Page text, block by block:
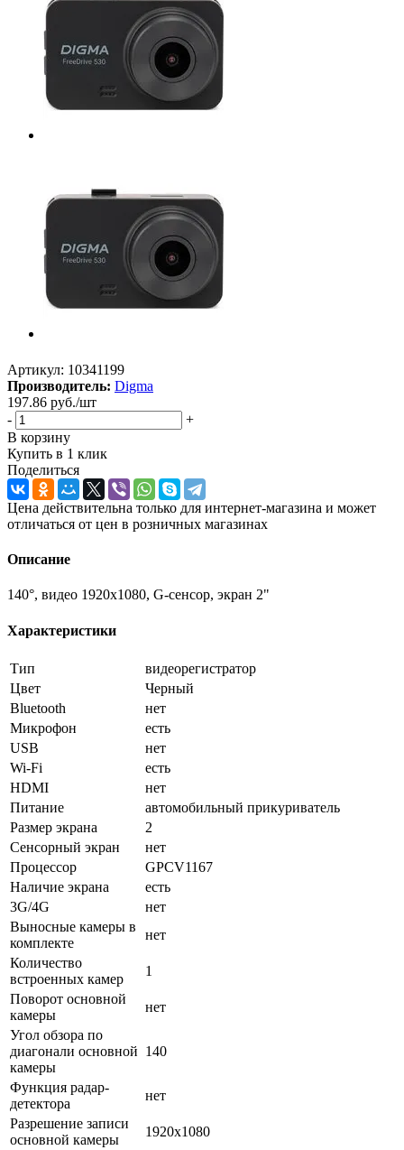
Артикул: 10341199
Производитель: Digma
197.86 руб./шт
-
+
В корзину
Купить в 1 клик
Поделиться
Цена действительна только для интернет-магазина и может
отличаться от цен в розничных магазинах
Описание
140°, видео 1920x1080, G-сенсор, экран 2"
Характеристики
Тип
видеорегистратор
Цвет
Черный
Bluetooth
нет
Микрофон
есть
USB
нет
Wi-Fi
есть
HDMI
нет
Питание
автомобильный прикуриватель
Размер экрана
2
Сенсорный экран
нет
Процессор
GPCV1167
Наличие экрана
есть
3G/4G
нет
Выносные камеры в
комплекте
нет
Количество
встроенных камер
1
Поворот основной
камеры
нет
Угол обзора по
диагонали основной
камеры
140
Функция радар-
детектора
нет
Разрешение записи
основной камеры
1920x1080